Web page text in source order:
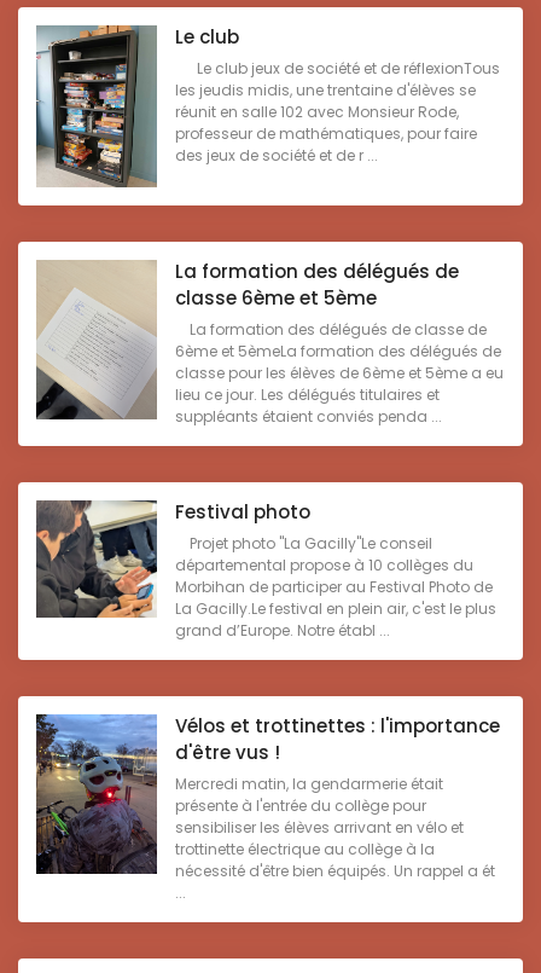
Le club
Le club jeux de société et de réflexionTous
les jeudis midis, une trentaine d'élèves se
réunit en salle 102 avec Monsieur Rode,
professeur de mathématiques, pour faire
des jeux de société et de r ...
La formation des délégués de
classe 6ème et 5ème
La formation des délégués de classe de
6ème et 5èmeLa formation des délégués de
classe pour les élèves de 6ème et 5ème a eu
lieu ce jour. Les délégués titulaires et
suppléants étaient conviés penda ...
Festival photo
Projet photo "La Gacilly"Le conseil
départemental propose à 10 collèges du
Morbihan de participer au Festival Photo de
La Gacilly.Le festival en plein air, c'est le plus
grand d’Europe. Notre établ ...
Vélos et trottinettes : l'importance
d'être vus !
Mercredi matin, la gendarmerie était
présente à l'entrée du collège pour
sensibiliser les élèves arrivant en vélo et
trottinette électrique au collège à la
nécessité d'être bien équipés. Un rappel a ét
...